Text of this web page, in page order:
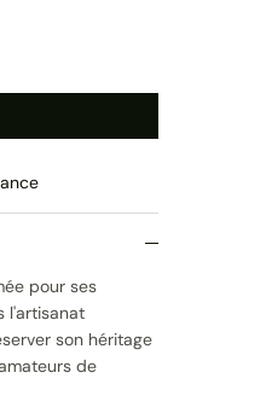
pour ses
l'artisanat
son héritage
de